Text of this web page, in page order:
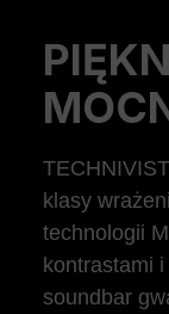
klasy
technologii
kontrastami
soundbar
Previous